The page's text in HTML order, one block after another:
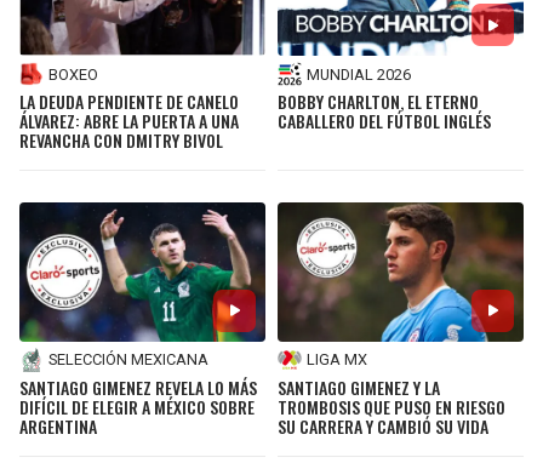
BOXEO
LA DEUDA PENDIENTE DE CANELO
ÁLVAREZ: ABRE LA PUERTA A UNA
REVANCHA CON DMITRY BIVOL
MUNDIAL 2026
BOBBY CHARLTON, EL ETERNO
CABALLERO DEL FÚTBOL INGLÉS
SELECCIÓN MEXICANA
SANTIAGO GIMENEZ REVELA LO MÁS
DIFÍCIL DE ELEGIR A MÉXICO SOBRE
ARGENTINA
LIGA MX
SANTIAGO GIMENEZ Y LA
TROMBOSIS QUE PUSO EN RIESGO
SU CARRERA Y CAMBIÓ SU VIDA